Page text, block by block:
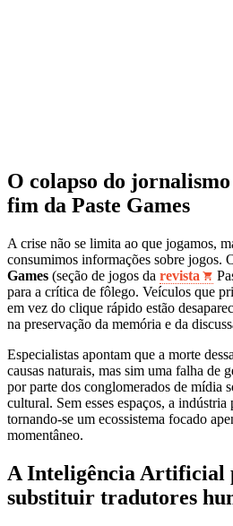
O colapso do
fim da Paste Games
A crise não se limita ao que jogamos,
consumimos informações sobre jogos.
Games (seção de jogos da revista
para a crítica de fôlego. Veículos que
em vez do clique rápido estão
na preservação da memória e da
Especialistas apontam que a morte
causas naturais, mas sim uma falha de
por parte dos conglomerados de mídia
cultural. Sem esses espaços, a indústria
tornando-se um ecossistema focado
momentâneo.
A Inteligência Artificial
substituir tradutores